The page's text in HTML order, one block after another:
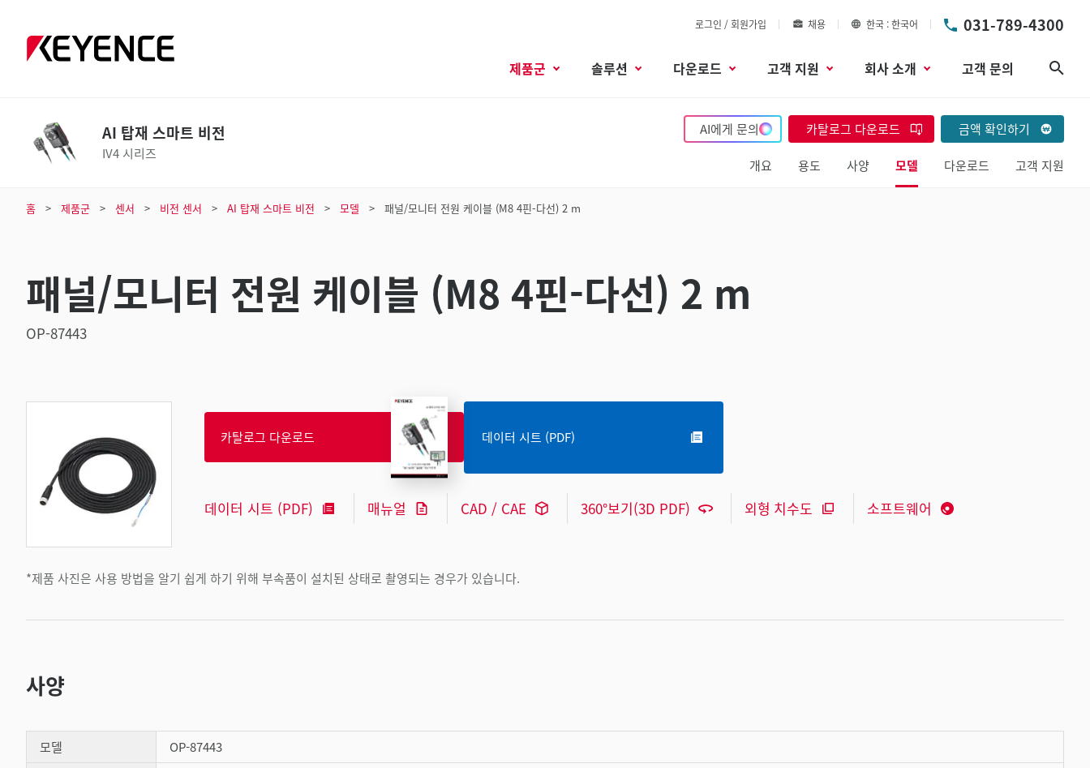
로그인 / 회원가입 채용 한국 한국어 031-789-4300
제품군 솔루션 다운로드 고객 지원 회사 소개 고객 문의
AI 탑재 스마트 비전
IV4 시리즈
AI에게 문의 카탈로그 다운로드 금액 확인하기
개요 용도 사양 모델 다운로드 고객 지원
홈 제품군 센서 비전 센서 AI 탑재 스마트 비전 모델 패널/모니터 전원 케이블 (M8 4핀-다선) 2 m
패널/모니터 전원 케이블 (M8 4핀-다선) 2 m
OP-87443
*제품 사진은 사용 방법을 알기 쉽게 하기 위해 부속품이 설치된 상태로 촬영되는 경우가 있습니다.
카탈로그 다운로드 데이터 시트 (PDF)
데이터 시트 (PDF) 매뉴얼 CAD / CAE 360°보기(3D PDF) 외형 치수도 소프트웨어
사양
모델
OP-87443